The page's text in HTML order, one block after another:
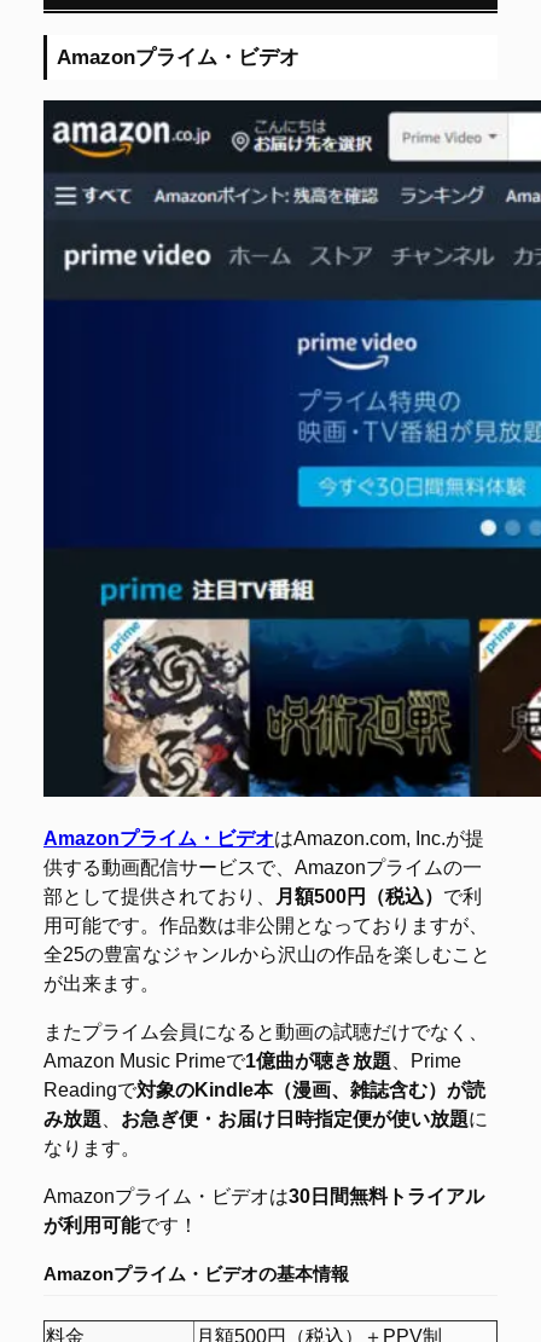
Amazonプライム・ビデオ
Amazonプライム・ビデオはAmazon.com, Inc.が提
供する動画配信サービスで、Amazonプライムの一
部として提供されており、
月額500円（税込） で利
用可能です。作品数は非公開となっておりますが、
全25の豊富なジャンルから沢山の作品を楽しむこと
が出来ます。
またプライム会員になると動画の試聴だけでなく、
Amazon Music Primeで1億曲が聴き放題 、Prime
Readingで対象のKindle本（漫画、雑誌含む）が読
み放題
お急ぎ便・お届け日時指定便が使い放題に
なります。
Amazonプライム・ビデオは30日間無料トライアル
が利用可能です！
Amazonプライム・ビデオの基本情報
料金 月額500円（税込）＋PPV制